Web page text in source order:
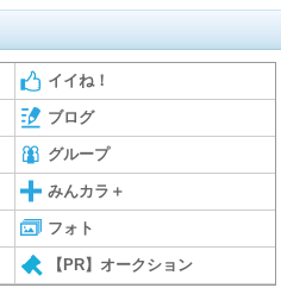
イイね！
ブログ
グループ
みんカラ＋
フォト
【PR】オークション